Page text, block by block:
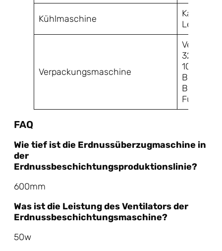
Kühlmaschine
Leistung:
Verpackungsmaschine
32-72
100
FAQ
Wie tief ist die Erdnussüberzugmaschine in
der
Erdnussbeschichtungsproduktionslinie?
600mm
Was ist die Leistung des Ventilators der
Erdnussbeschichtungsmaschine?
50w